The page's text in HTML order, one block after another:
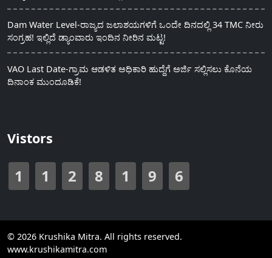
Dam Water Level-ರಾಜ್ಯದ ಜಲಾಶಯಗಳಿಗೆ ಒಂದೇ ದಿನದಲ್ಲಿ 34 TMC ನೀರು
ಸಂಗ್ರಹ! ಇಲ್ಲಿದೆ ಡ್ಯಾಂವಾರು ಇಂದಿನ ನೀರಿನ ಮಟ್ಟ!
VAO Last Date-ಗ್ರಾಮ ಆಡಳಿತ ಅಧಿಕಾರಿ ಹುದ್ದೆಗೆ ಅರ್ಜಿ ಸಲ್ಲಿಸಲು ಕೊನೆಯ
ದಿನಾಂಕ ಮುಂದೂಡಿಕೆ!
Vistors
1 1 2 8 1 9 6
© 2026 Krushika Mitra. All rights reserved.
www.krushikamitra.com